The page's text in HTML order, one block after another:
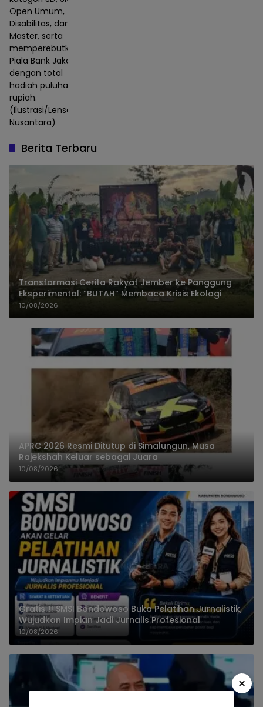
Open Umum,
Disabilitas, dan
Master, serta
memperebutkan
Piala Bank Jakarta
dengan total
hadiah puluhan juta
rupiah.
(Ilustrasi/Lensa
Nusantara)
Berita Terbaru
Transformasi Cerita Rakyat Jember ke Panggung
Eksperimental: “BUTAH” Membaca Krisis Ekologi
10/08/2026
APRC 2026 Resmi Ditutup di Simalungun, Musa
Rajekshah Keluar sebagai Juara
10/08/2026
Gratis..!! SMSI Bondowoso Buka Pelatihan Jurnalistik,
Wujudkan Impian Jadi Jurnalis Profesional
10/08/2026
×